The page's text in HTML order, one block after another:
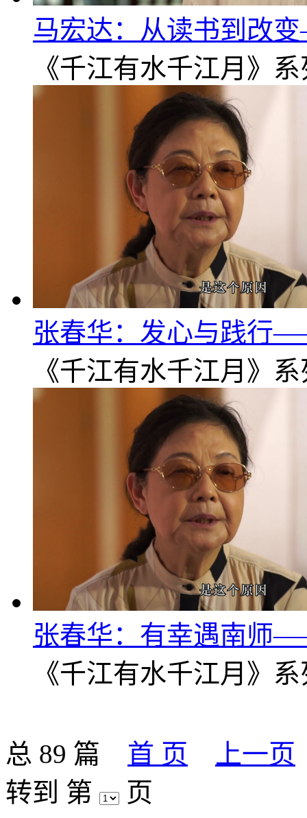
马宏达：从读书到改
《千江有水千江月》
张春华：发心与践行
《千江有水千江月》
张春华：有幸遇南师
《千江有水千江月》
总 89 篇 首 页
上一页
转到 第
页